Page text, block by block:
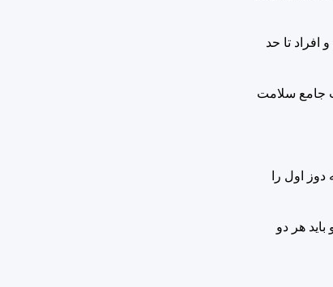
تا حد
جامع سلامت
اول را
هر دو